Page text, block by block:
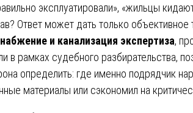
эксплуатировали», «жильцы
Ответ может дать только объективное
и канализация экспертиза,
в рамках судебного разбирательства,
определить: где именно подрядчик
материалы или сэкономил на